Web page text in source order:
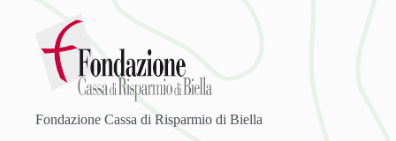
Fondazione Cassa di Risparmio di Biella